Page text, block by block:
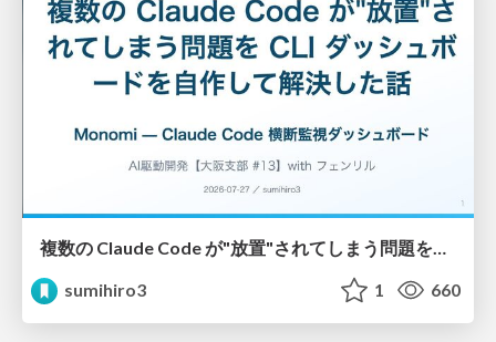
複数の Claude Code が"放置"されてしまう問題をCLI ダッシュボードを自作して解決した話
sumihiro3
1 660